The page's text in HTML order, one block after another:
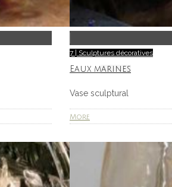
7 | Sculptures décoratives
Eaux marines
Vase sculptural
More